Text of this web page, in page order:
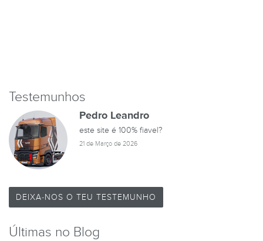
Testemunhos
Pedro Leandro
este site é 100% fiavel?
21 de Março de 2026
DEIXA-NOS O TEU TESTEMUNHO
Últimas no Blog